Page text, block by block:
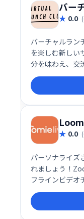
バー
0.0
バーチャルラン
を楽しむ新しい
分を味わえ、交
縛られず、気
ましょう。
0.0
パーソナライズ
れましょう！
フラインビデオ
も、アバター
より優れたプラ
ます。